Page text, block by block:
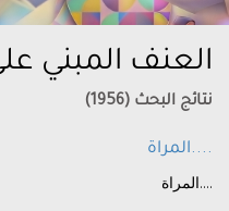
العنف المبني
نتائج البحث (1956)
المراة....
المراة....